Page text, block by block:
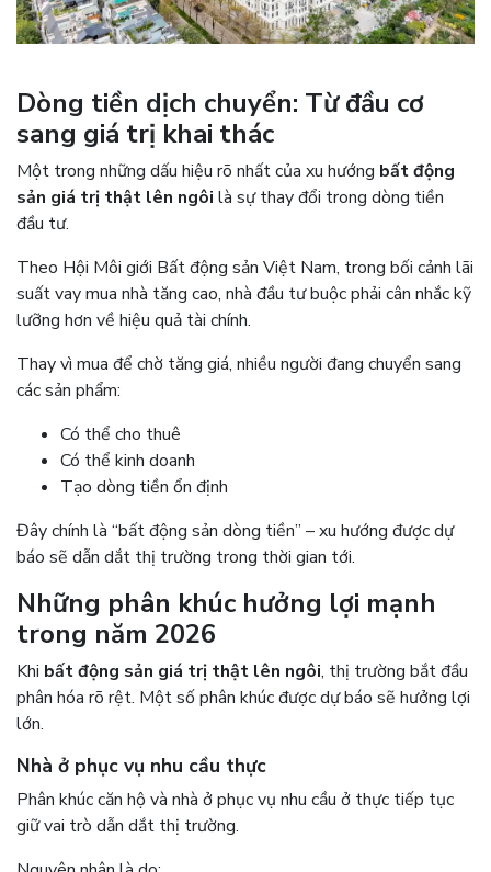
Dòng tiền dịch chuyển: Từ đầu cơ
sang giá trị khai thác
Một trong những dấu hiệu rõ nhất của xu hướng bất động
sản giá trị thật lên ngôi là sự thay đổi trong dòng tiền
đầu tư.
Theo Hội Môi giới Bất động sản Việt Nam, trong bối cảnh lãi
suất vay mua nhà tăng cao, nhà đầu tư buộc phải cân nhắc kỹ
lưỡng hơn về hiệu quả tài chính.
Thay vì mua để chờ tăng giá, nhiều người đang chuyển sang
các sản phẩm:
Có thể cho thuê
Có thể kinh doanh
Tạo dòng tiền ổn định
Đây chính là “bất động sản dòng tiền” – xu hướng được dự
báo sẽ dẫn dắt thị trường trong thời gian tới.
Những phân khúc hưởng lợi mạnh
trong năm 2026
Khi bất động sản giá trị thật lên ngôi, thị trường bắt đầu
phân hóa rõ rệt. Một số phân khúc được dự báo sẽ hưởng lợi
lớn.
Nhà ở phục vụ nhu cầu thực
Phân khúc căn hộ và nhà ở phục vụ nhu cầu ở thực tiếp tục
giữ vai trò dẫn dắt thị trường.